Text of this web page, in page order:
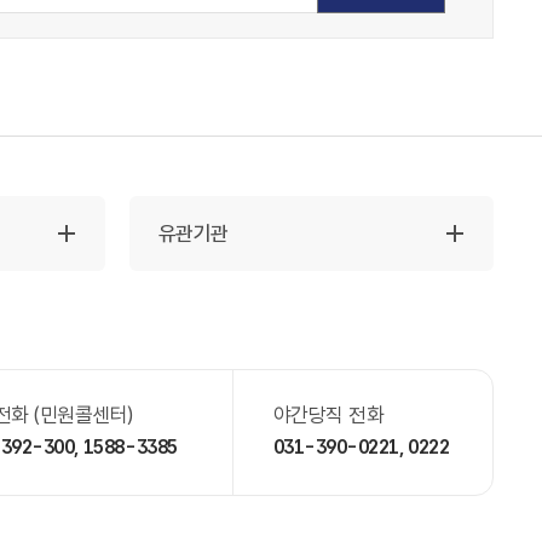
유관기관
화 (민원콜센터)
300, 1588-3385
야간당직 전화
031-390-0221, 0222